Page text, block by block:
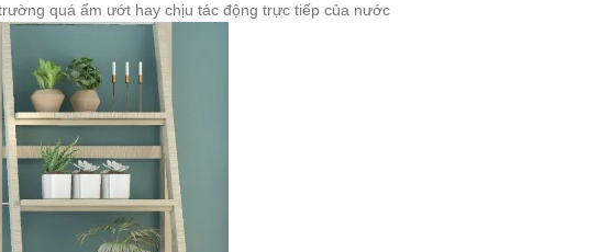
quá ẩm ướt hay chịu tác động trực tiếp của nước